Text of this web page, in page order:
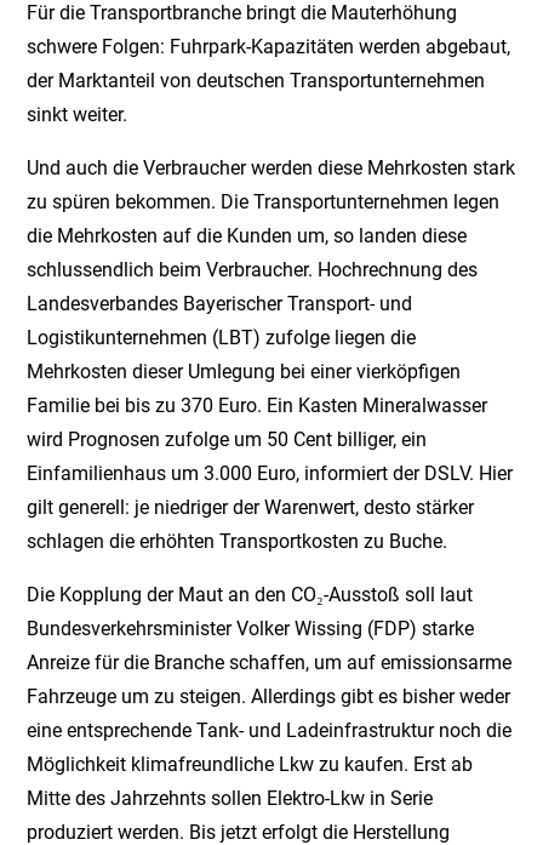
Für die Transportbranche bringt die Mauterhöhung
schwere Folgen: Fuhrpark-Kapazitäten werden abgebaut,
der Marktanteil von deutschen Transportunternehmen
sinkt weiter.
Und auch die Verbraucher werden diese Mehrkosten stark
zu spüren bekommen. Die Transportunternehmen legen
die Mehrkosten auf die Kunden um, so landen diese
schlussendlich beim Verbraucher. Hochrechnung des
Landesverbandes Bayerischer Transport- und
Logistikunternehmen (LBT) zufolge liegen die
Mehrkosten dieser Umlegung bei einer vierköpfigen
Familie bei bis zu 370 Euro. Ein Kasten Mineralwasser
wird Prognosen zufolge um 50 Cent billiger, ein
Einfamilienhaus um 3.000 Euro, informiert der DSLV. Hier
gilt generell: je niedriger der Warenwert, desto stärker
schlagen die erhöhten Transportkosten zu Buche.
Die Kopplung der Maut an den CO₂-Ausstoß soll laut
Bundesverkehrsminister Volker Wissing (FDP) starke
Anreize für die Branche schaffen, um auf emissionsarme
Fahrzeuge um zu steigen. Allerdings gibt es bisher weder
eine entsprechende Tank- und Ladeinfrastruktur noch die
Möglichkeit klimafreundliche Lkw zu kaufen. Erst ab
Mitte des Jahrzehnts sollen Elektro-Lkw in Serie
produziert werden. Bis jetzt erfolgt die Herstellung